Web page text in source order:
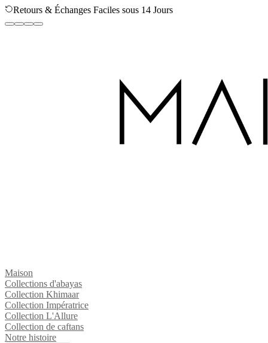
Retours & Échanges Faciles sous 14 Jours
Maison
Collections d'abayas
Collection Khimaar
Collection Impératrice
Collection L'Allure
Collection de caftans
Notre histoire